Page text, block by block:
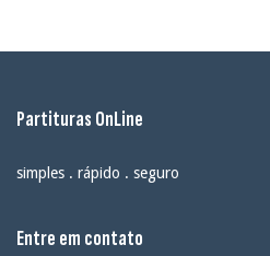
Partituras OnLine
simples . rápido . seguro
Entre em contato